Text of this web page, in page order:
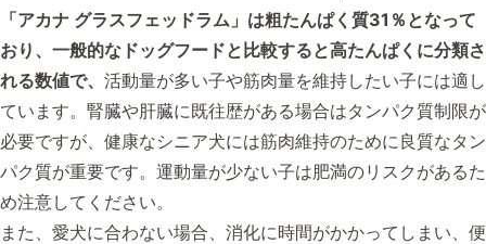
「アカナ グラスフェッドラム」は粗たんぱく質31％となって
おり、一般的なドッグフードと比較すると高たんぱくに分類さ
れる数値で、 活動量が多い子や筋肉量を維持したい子には適し
ています。腎臓や肝臓に既往歴がある場合はタンパク質制限が
必要ですが、健康なシニア犬には筋肉維持のために良質なタン
パク質が重要です。運動量が少ない子は肥満のリスクがあるた
め注意してください。
また、愛犬に合わない場合、消化に時間がかかってしまい、便